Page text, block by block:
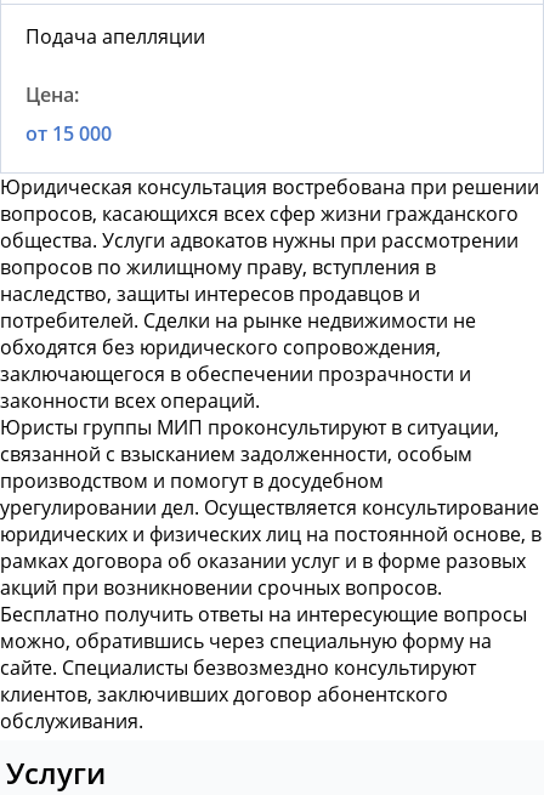
Подача апелляции
от 15 000
Юридическая консультация востребована при решении
вопросов, касающихся всех сфер жизни гражданского
общества. Услуги адвокатов нужны при рассмотрении
вопросов по жилищному праву, вступления в
наследство, защиты интересов продавцов и
потребителей. Сделки на рынке недвижимости не
обходятся без юридического сопровождения,
заключающегося в обеспечении прозрачности и
законности всех операций.
Юристы группы МИП проконсультируют в ситуации,
связанной с взысканием задолженности, особым
производством и помогут в досудебном
урегулировании дел. Осуществляется консультирование
юридических и физических лиц на постоянной основе, в
рамках договора об оказании услуг и в форме разовых
акций при возникновении срочных вопросов.
Бесплатно получить ответы на интересующие вопросы
можно, обратившись через специальную форму на
сайте. Специалисты безвозмездно консультируют
клиентов, заключивших договор абонентского
обслуживания.
Услуги